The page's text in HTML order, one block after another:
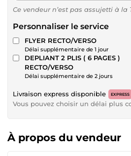
Ce vendeur n’est pas assujetti à la
Personnaliser le service
FLYER RECTO/VERSO
Délai supplémentaire de 1 jour
DEPLIANT 2 PLIS ( 6 PAGES )
RECTO/VERSO
Délai supplémentaire de 2 jours
Livraison express disponible EXPRESS
Vous pouvez choisir un délai plus
À propos du vendeur